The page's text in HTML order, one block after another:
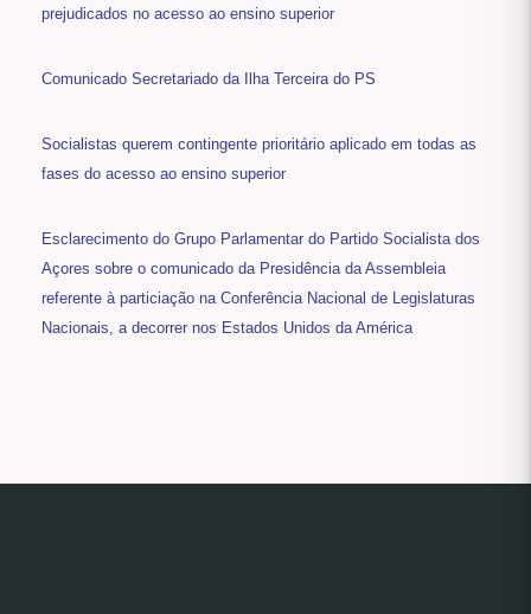
prejudicados no acesso ao ensino superior
Comunicado Secretariado da Ilha Terceira do PS
Socialistas querem contingente prioritário aplicado em todas as
fases do acesso ao ensino superior
Esclarecimento do Grupo Parlamentar do Partido Socialista dos
Açores sobre o comunicado da Presidência da Assembleia
referente à particiação na Conferência Nacional de Legislaturas
Nacionais, a decorrer nos Estados Unidos da América